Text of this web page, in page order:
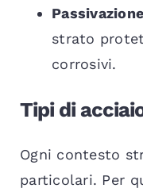
strato
corrosivi.
Tipi di
Ogni contesto
particolari. Per